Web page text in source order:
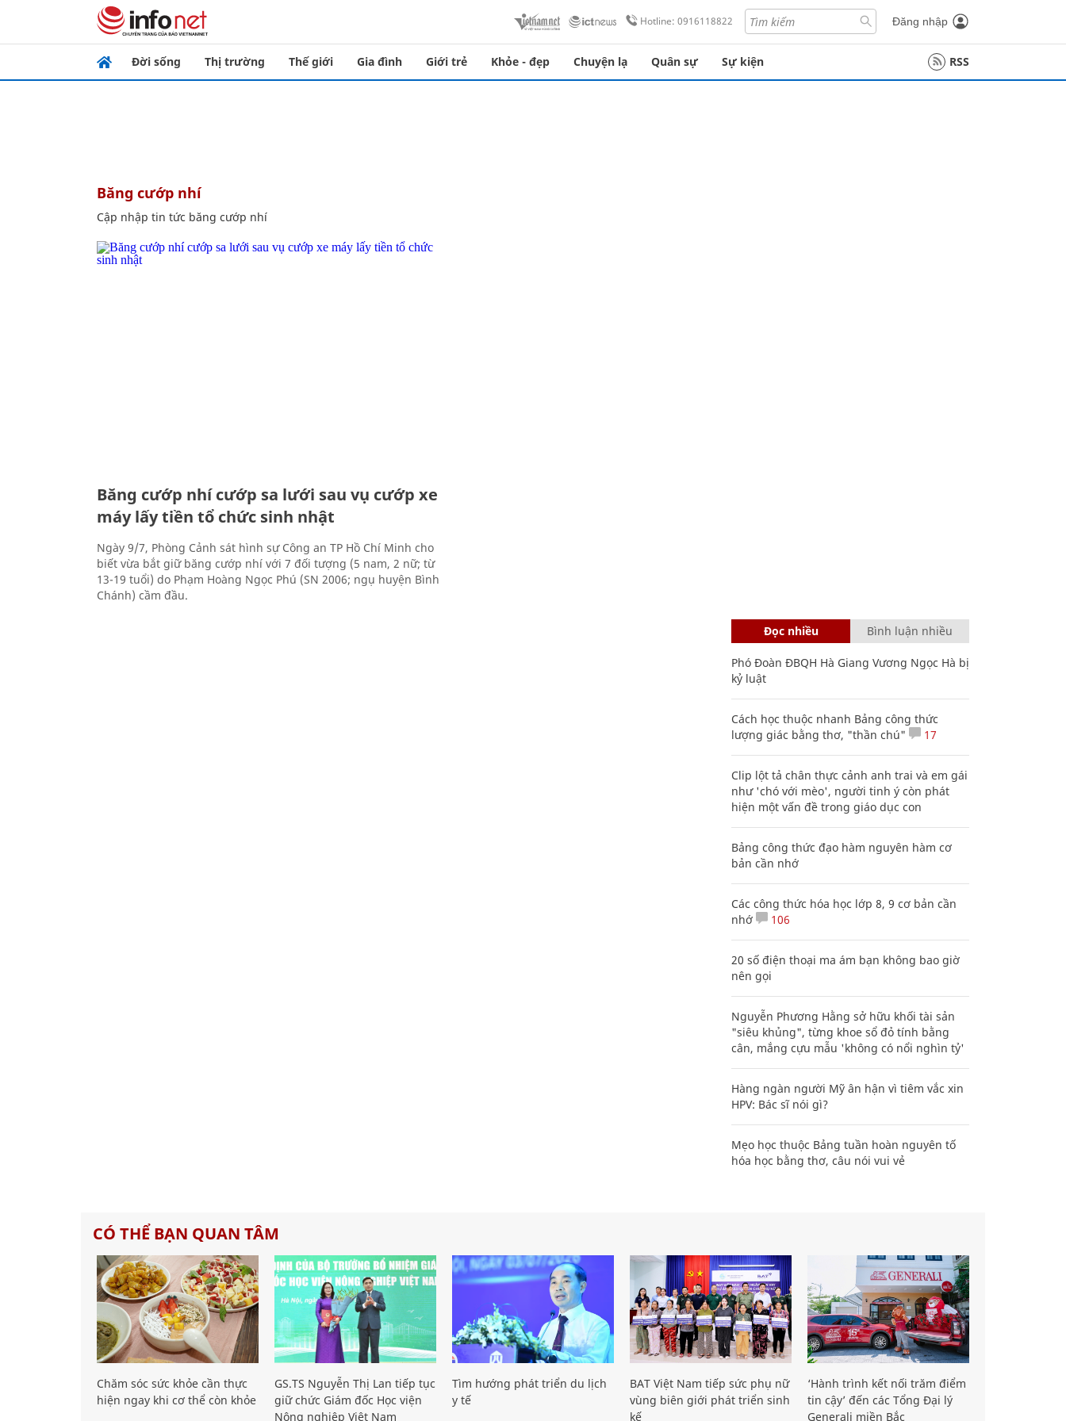
Hotline: 0916118822 Đăng nhập
Đời sống Thị trường Thế giới Gia đình Giới trẻ Khỏe - đẹp Chuyện lạ Quân sự Sự kiện RSS
băng cướp nhí
Cập nhập tin tức băng cướp nhí
Băng cướp nhí cướp sa lưới sau vụ cướp xe
máy lấy tiền tổ chức sinh nhật
Ngày 9/7, Phòng Cảnh sát hình sự Công an TP Hồ Chí Minh cho
biết vừa bắt giữ băng cướp nhí với 7 đối tượng (5 nam, 2 nữ; từ
13-19 tuổi) do Phạm Hoàng Ngọc Phú (SN 2006; ngụ huyện Bình
Chánh) cầm đầu.
Đọc nhiều Bình luận nhiều
Phó Đoàn ĐBQH Hà Giang Vương Ngọc Hà bị
kỷ luật
Cách học thuộc nhanh Bảng công thức
lượng giác bằng thơ, "thần chú"
17
Clip lột tả chân thực cảnh anh trai và em gái
như 'chó với mèo', người tinh ý còn phát
hiện một vấn đề trong giáo dục con
Bảng công thức đạo hàm nguyên hàm cơ
bản cần nhớ
Các công thức hóa học lớp 8, 9 cơ bản cần
nhớ
106
20 số điện thoại ma ám bạn không bao giờ
nên gọi
Nguyễn Phương Hằng sở hữu khối tài sản
"siêu khủng", từng khoe sổ đỏ tính bằng
cân, mắng cựu mẫu 'không có nổi nghìn tỷ'
Hàng ngàn người Mỹ ân hận vì tiêm vắc xin
HPV: Bác sĩ nói gì?
Mẹo học thuộc Bảng tuần hoàn nguyên tố
hóa học bằng thơ, câu nói vui vẻ
CÓ THỂ BẠN QUAN TÂM
Chăm sóc sức khỏe cần thực
hiện ngay khi cơ thể còn khỏe
GS.TS Nguyễn Thị Lan tiếp tục
giữ chức Giám đốc Học viện
Nông nghiệp Việt Nam
Tìm hướng phát triển du lịch
y tế
BAT Việt Nam tiếp sức phụ nữ
vùng biên giới phát triển sinh
kế
‘Hành trình kết nối trăm điểm
tin cậy’ đến các Tổng Đại lý
Generali miền Bắc